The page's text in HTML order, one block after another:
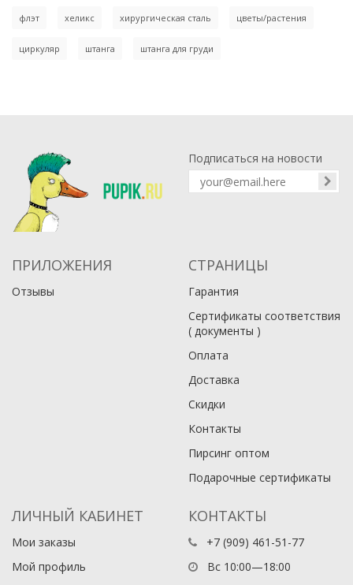
флэт хеликс хирургическая сталь цветы/растения
циркуляр штанга штанга для груди
Подписаться на новости
ПРИЛОЖЕНИЯ
Отзывы
СТРАНИЦЫ
Гарантия
Сертификаты соответствия
( документы )
Оплата
Доставка
Скидки
Контакты
Пирсинг оптом
Подарочные сертификаты
ЛИЧНЫЙ КАБИНЕТ
Мои заказы
Мой профиль
КОНТАКТЫ
+7 (909) 461-51-77
Вс 10:00—18:00